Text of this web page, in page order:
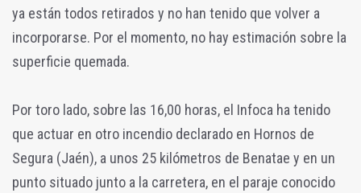
ya están todos retirados y no han tenido que volver a
incorporarse. Por el momento, no hay estimación sobre la
superficie quemada.
Por toro lado, sobre las 16,00 horas, el Infoca ha tenido
que actuar en otro incendio declarado en Hornos de
Segura (Jaén), a unos 25 kilómetros de Benatae y en un
punto situado junto a la carretera, en el paraje conocido